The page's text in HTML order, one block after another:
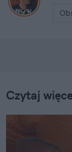
Czytaj